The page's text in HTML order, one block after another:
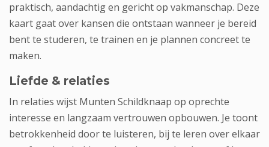
praktisch, aandachtig en gericht op vakmanschap. Deze
kaart gaat over kansen die ontstaan wanneer je bereid
bent te studeren, te trainen en je plannen concreet te
maken.
Liefde & relaties
In relaties wijst Munten Schildknaap op oprechte
interesse en langzaam vertrouwen opbouwen. Je toont
betrokkenheid door te luisteren, bij te leren over elkaar